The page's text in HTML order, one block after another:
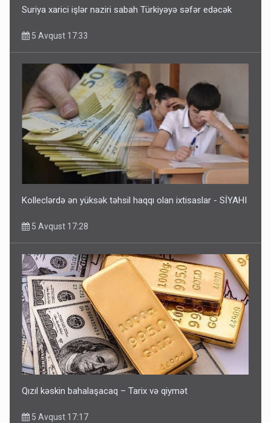
Suriya xarici işlər naziri sabah Türkiyəyə səfər edəcək
5 Avqust 17:33
Kolleclərdə ən yüksək təhsil haqqı olan ixtisaslar - SİYAHI
5 Avqust 17:28
Qızıl kəskin bahalaşacaq – Tarix və qiymət
5 Avqust 17:17